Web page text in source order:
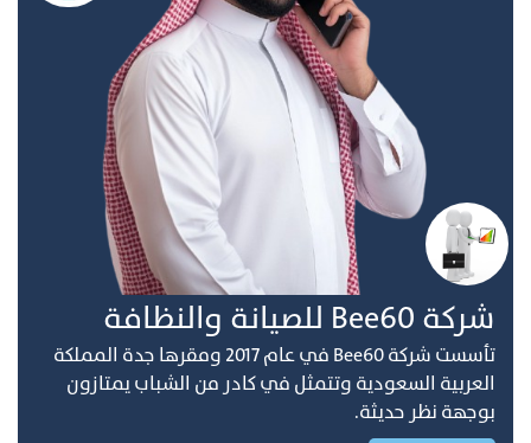
ﺷﺮﻛﺔ Bee60 ﻟﻠﺼﻴﺎﻧﺔ واﻟﻨﻈﺎفة
ﺗﺄﺳﺴﺖ ﺷﺮﻛﺔ Bee60 ﻓﻲ ﻋﺎم 2017 وﻣﻘﺮﻫﺎ ﺟﺪة اﻟﻤﻤﻠﻜﺔ
اﻟﻌﺮﺑﻴﺔ اﻟﺴﻌﻮدﻳﺔ وﺗﺘﻤﺜﻞ ﻓﻲ ﻛﺎدر ﻣﻦ اﻟﺸﺒﺎب ﻳﻤﺘﺎزون
ﺑﻮﺟﻬﺔ ﻧﻈﺮ ﺣﺪﻳﺜﺔ.